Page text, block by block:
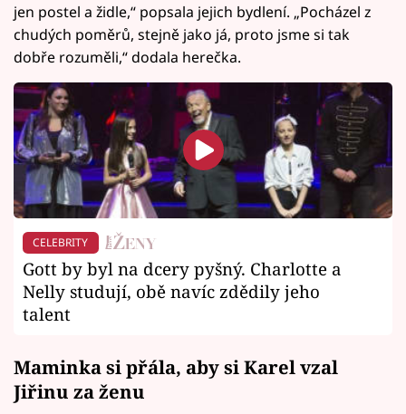
jen postel a židle,“ popsala jejich bydlení. „Pocházel z
chudých poměrů, stejně jako já, proto jsme si tak
dobře rozuměli,“ dodala herečka.
CELEBRITY
Gott by byl na dcery pyšný. Charlotte a
Nelly studují, obě navíc zdědily jeho
talent
Maminka si přála, aby si Karel vzal
Jiřinu za ženu